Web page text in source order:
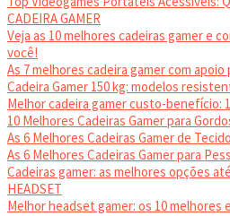
CADEIRA GAMER
Veja as 10 melhores cadeiras gamer e
você!
As 7 melhores cadeira gamer com apoio
Cadeira Gamer 150 kg: modelos
Melhor cadeira gamer custo-benefício:
10 Melhores Cadeiras Gamer para
As 6 Melhores Cadeiras Gamer de Tecido
As 6 Melhores Cadeiras Gamer para
Cadeiras gamer: as melhores opções
HEADSET
Melhor headset gamer: os 10 melhores